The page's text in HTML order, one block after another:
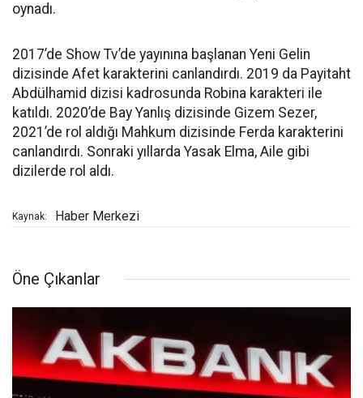
oynadı.
2017’de Show Tv’de yayınına başlanan Yeni Gelin
dizisinde Afet karakterini canlandırdı. 2019 da Payitaht
Abdülhamid dizisi kadrosunda Robina karakteri ile
katıldı. 2020’de Bay Yanlış dizisinde Gizem Sezer,
2021’de rol aldığı Mahkum dizisinde Ferda karakterini
canlandırdı. Sonraki yıllarda Yasak Elma, Aile gibi
dizilerde rol aldı.
Kaynak: Haber Merkezi
Öne Çıkanlar